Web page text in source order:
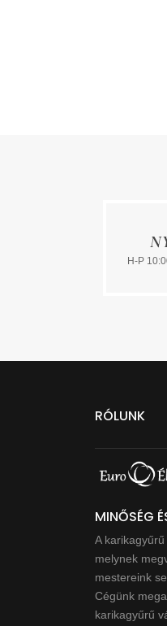
H-P
RÓLUNK
MINŐSÉG
A
melynek
mestereink
Cégünk
karikagyűrű